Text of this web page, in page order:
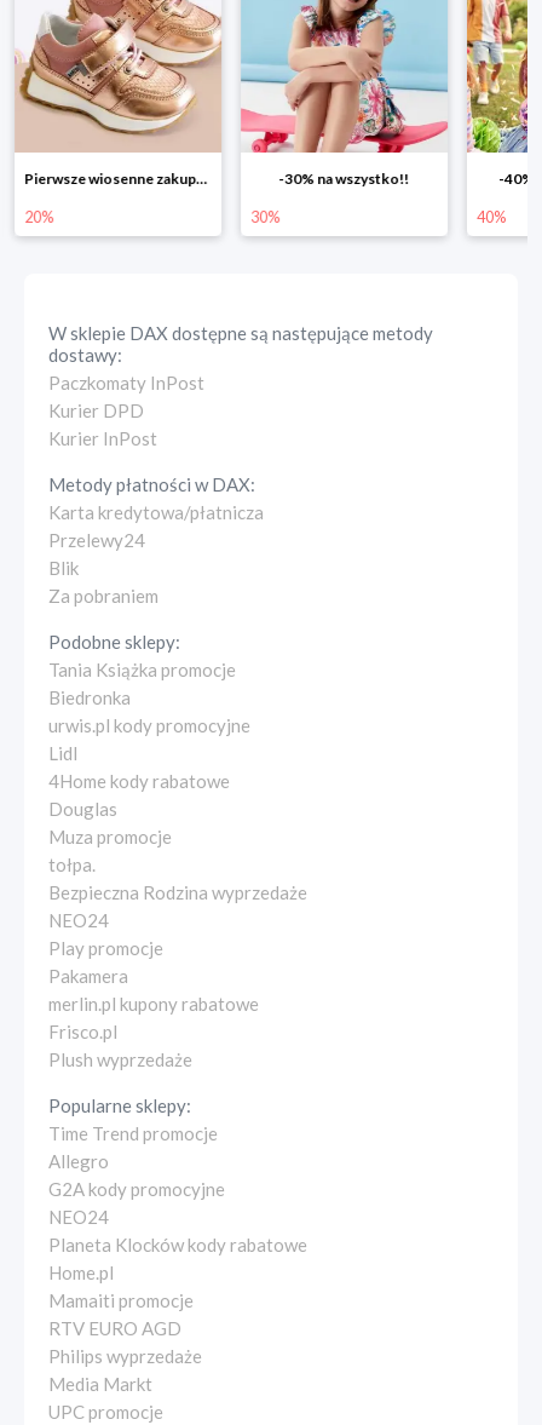
Pierwsze wiosenne zakupy -20%
20%
-30% na wszystko!!
30%
-40%
40%
W sklepie DAX dostępne są następujące metody
dostawy:
Paczkomaty InPost
Kurier DPD
Kurier InPost
Metody płatności wDAX:
Karta kredytowa/płatnicza
Przelewy24
Blik
Za pobraniem
Podobne sklepy:
Tania Książka promocje
Biedronka
urwis.pl kody promocyjne
Lidl
4Home kody rabatowe
Douglas
Muza promocje
tołpa.
Bezpieczna Rodzina wyprzedaże
NEO24
Play promocje
Pakamera
merlin.pl kupony rabatowe
Frisco.pl
Plush wyprzedaże
Popularne sklepy:
Time Trend promocje
Allegro
G2A kody promocyjne
NEO24
Planeta Klocków kody rabatowe
Home.pl
Mamaiti promocje
RTV EURO AGD
Philips wyprzedaże
Media Markt
UPC promocje